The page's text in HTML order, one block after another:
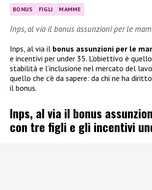
BONUS FIGLI MAMME
Inps, al via il bonus assunzioni per le
Inps, al via il bonus assunzioni per le
e incentivi per under 35. L’obiettivo è
stabilità e l’inclusione nel mercato del
quello che c’è da sapere: da chi ne ha
il bonus.
Inps, al via il bonus
con tre figli e gli incentivi